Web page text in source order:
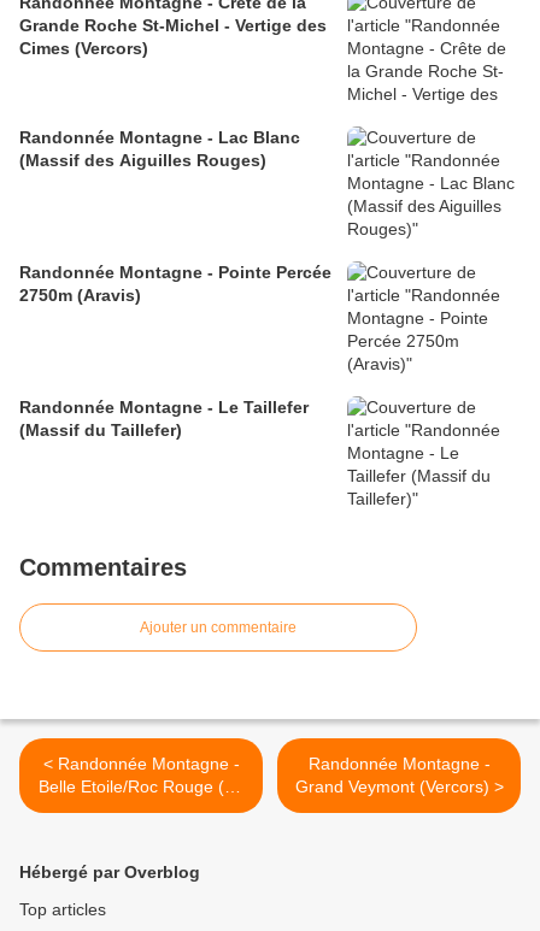
Grande Roche St-Michel - Vertige des
Cimes (Vercors)
Randonnée Montagne - Lac Blanc
(Massif des Aiguilles Rouges)
Randonnée Montagne - Pointe Percée
2750m (Aravis)
Randonnée Montagne - Le Taillefer
(Massif du Taillefer)
Commentaires
Ajouter un commentaire
< Randonnée Montagne -
Belle Etoile/Roc Rouge (en
boucle)
Randonnée Montagne -
Grand Veymont (Vercors) >
Hébergé par Overblog
Top articles